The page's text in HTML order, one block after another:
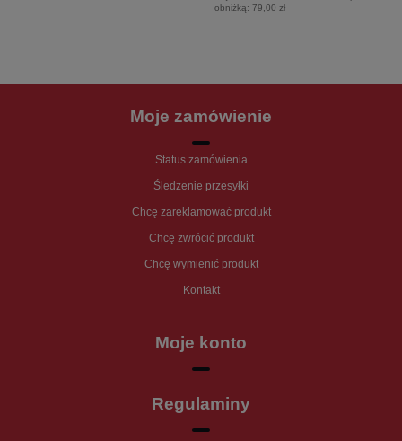
obniżką: 79,00 zł
Moje zamówienie
Status zamówienia
Śledzenie przesyłki
Chcę zareklamować produkt
Chcę zwrócić produkt
Chcę wymienić produkt
Kontakt
Moje konto
Regulaminy